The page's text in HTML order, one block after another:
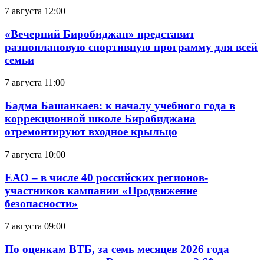
7 августа 12:00
«Вечерний Биробиджан» представит
разноплановую спортивную программу для всей
семьи
7 августа 11:00
Бадма Башанкаев: к началу учебного года в
коррекционной школе Биробиджана
отремонтируют входное крыльцо
7 августа 10:00
ЕАО – в числе 40 российских регионов-
участников кампании «Продвижение
безопасности»
7 августа 09:00
По оценкам ВТБ, за семь месяцев 2026 года